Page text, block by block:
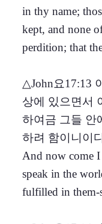
in thy name;
kept, and none
perdition; that
△John요17:13
상에 있으면서
하여금 그들 안
하려 함이니이
And now come I
speak in the
fulfilled in them-